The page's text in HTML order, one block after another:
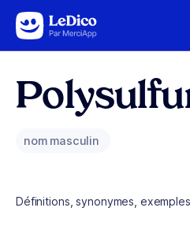
Aller au contenu
nom masculin
Définitions, synonymes,